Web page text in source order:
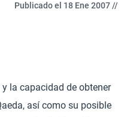
Publicado el 18 Ene 2007 //
la capacidad de obtener
así como su posible